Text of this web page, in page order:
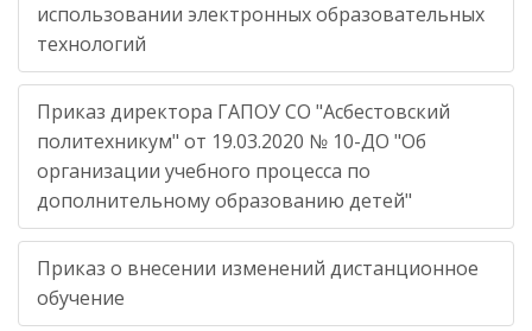
использовании электронных образовательных
технологий
Приказ директора ГАПОУ СО "Асбестовский
политехникум" от 19.03.2020 № 10-ДО "Об
организации учебного процесса по
дополнительному образованию детей"
Приказ о внесении изменений дистанционное
обучение